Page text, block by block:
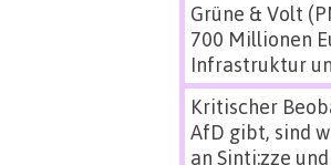
Grüne & Volt
700 Millionen
Infrastruktur
Kritischer
AfD gibt, sind
an Sinti:zze